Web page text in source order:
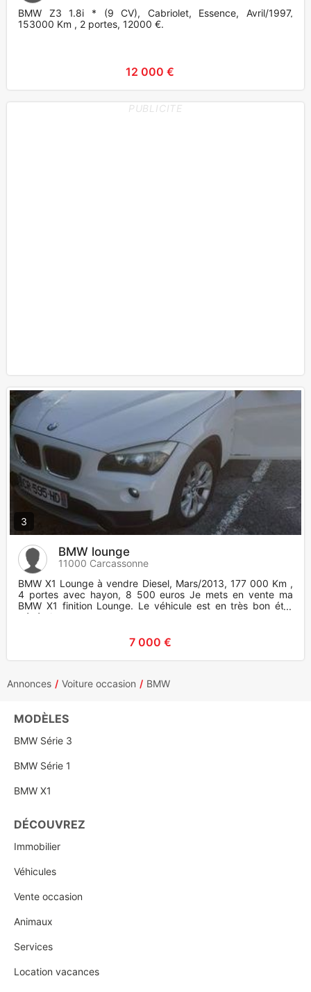
BMW Z3 1.8i * (9 CV), Cabriolet, Essence, Avril/1997,
153000 Km , 2 portes, 12000 €.
12 000 €
PUBLICITE
3
BMW lounge
11000 Carcassonne
BMW X1 Lounge à vendre Diesel, Mars/2013, 177 000 Km ,
4 portes avec hayon, 8 500 euros Je mets en vente ma
BMW X1 finition Lounge. Le véhicule est en très bon état
général, auss
7 000 €
Annonces Voiture occasion BMW
MODÈLES
BMW Série 3
BMW Série 1
BMW X1
DÉCOUVREZ
Immobilier
Véhicules
Vente occasion
Animaux
Services
Location vacances